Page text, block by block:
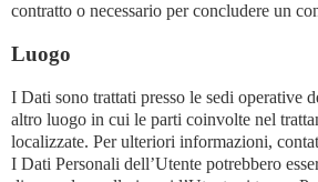
contratto o necessario per concludere un
Luogo
I Dati sono trattati presso le sedi operative
altro luogo in cui le parti coinvolte nel
localizzate. Per ulteriori informazioni,
I Dati Personali dell’Utente potrebbero